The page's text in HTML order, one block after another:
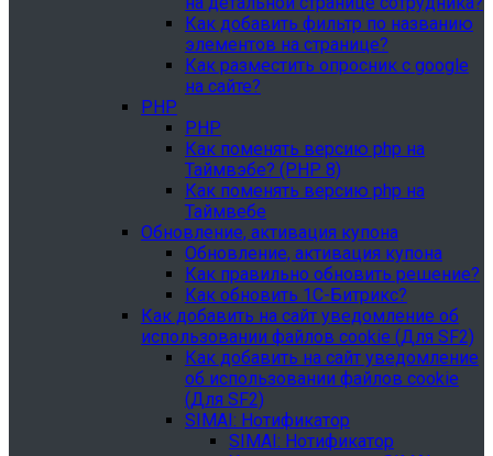
Как добавить фильтр по названию
элементов на странице?
Как разместить опросник с google
на сайте?
PHP
PHP
Как поменять версию php на
Таймвэбе? (PHP 8)
Как поменять версию php на
Таймвебе
Обновление, активация купона
Обновление, активация купона
Как правильно обновить решение?
Как обновить 1С-Битрикс?
Как добавить на сайт уведомление об
использовании файлов cookie (Для SF2)
Как добавить на сайт уведомление
об использовании файлов cookie
(Для SF2)
SIMAI: Нотификатор
SIMAI: Нотификатор